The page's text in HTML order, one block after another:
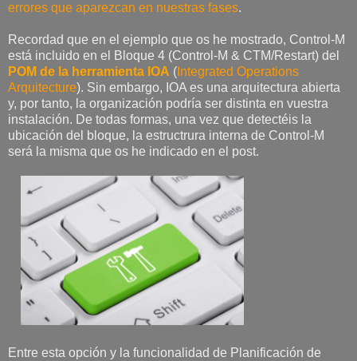
errores que aparezcan en nuestras fases.
Recordad que en el ejemplo que os he mostrado, Control-M
está incluido en el Bloque 4 (Control-M & CTM/Restart) del
POM de la herramienta IOA ( Integrated Operations
Arquitecture). Sin embargo, IOA es una arquitectura abierta
y, por tanto, la organización podría ser distinta en vuestra
instalación. De todas formas, una vez que detectéis la
ubicación del bloque, la estructrura interna de Control-M
será la misma que os he indicado en el post.
Entre esta opción y la funcionalidad de Planificación de